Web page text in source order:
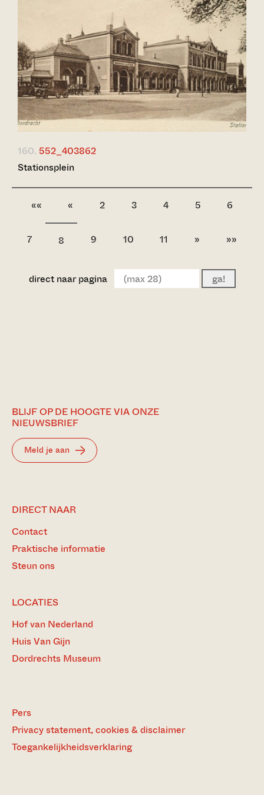
160. 552_403862
Stationsplein
«« « 2 3 4 5 6
7 8 9 10 11 » »»
direct naar pagina ga!
BLIJF OP DE HOOGTE VIA ONZE
NIEUWSBRIEF
Meld je aan
DIRECT NAAR
Contact
Praktische informatie
Steun ons
LOCATIES
Hof van Nederland
Huis Van Gijn
Dordrechts Museum
Pers
Privacy statement, cookies & disclaimer
Toegankelijkheidsverklaring